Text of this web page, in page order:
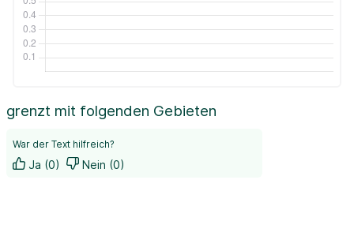
grenzt mit folgenden Gebieten
War der Text hilfreich?
Ja (0) Nein (0)